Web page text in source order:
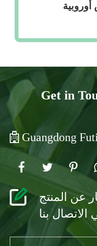
Get in
Guangdong
عن المنتج